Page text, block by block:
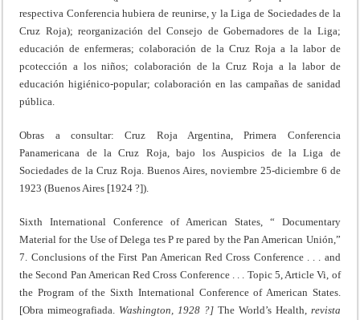
respectiva Conferencia hubiera de reunirse, y la Liga de Sociedades de la
Cruz Roja); reorganización del Consejo de Gobernadores de la Liga;
educación de enfermeras; colaboración de la Cruz Roja a la labor de
pcotección a los niños; colaboración de la Cruz Roja a la labor de
educación higiénico-popular; colaboración en las campañas de sanidad
pública.
Obras a consultar: Cruz Roja Argentina, Primera Conferencia
Panamericana de la Cruz Roja, bajo los Auspicios de la Liga de
Sociedades de la Cruz Roja. Buenos Aires, noviembre 25-diciembre 6 de
1923 (Buenos Aires [1924 ?]).
Sixth International Conference of American States, “ Documentary
Material for the Use of Delega tes P re pared by the Pan American Unión,”
7. Conclusions of the First Pan American Red Cross Conference . . . and
the Second Pan American Red Cross Conference . . . Topic 5, Article Vi, of
the Program of the Sixth International Conference of American States.
[Obra mimeografiada. Washington, 1928 ?] The World’s Health, revista